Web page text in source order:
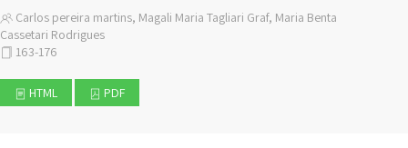
Carlos pereira martins, Magali Maria Tagliari Graf, Maria Benta
Cassetari Rodrigues
163-176
HTML PDF